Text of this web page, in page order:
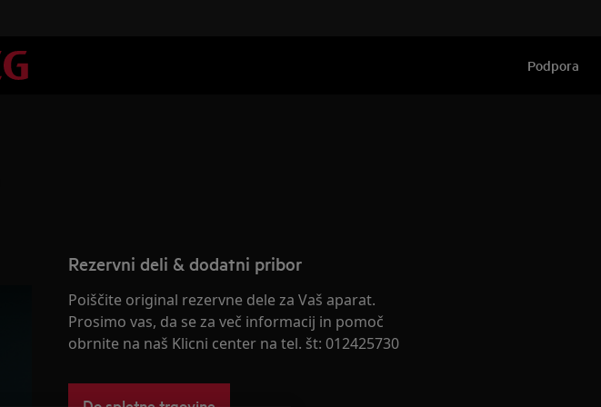
Podpora
Rezervni deli & dodatni pribor
Poiščite original rezervne dele za Vaš aparat.
Prosimo vas, da se za več informacij in pomoč
obrnite na naš Klicni center na tel. št: 012425730